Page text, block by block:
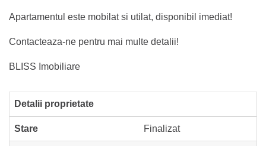
Apartamentul este mobilat si utilat, disponibil imediat!
Contacteaza-ne pentru mai multe detalii!
BLISS Imobiliare
Detalii proprietate
Stare Finalizat